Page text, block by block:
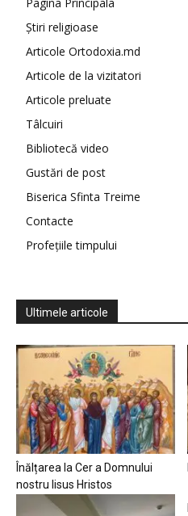
Știri religioase
Articole Ortodoxia.md
Articole de la vizitatori
Articole preluate
Tâlcuiri
Bibliotecă video
Gustări de post
Biserica Sfinta Treime
Contacte
Profețiile timpului
Ultimele articole
Înălțarea la Cer a Domnului
nostru Iisus Hristos